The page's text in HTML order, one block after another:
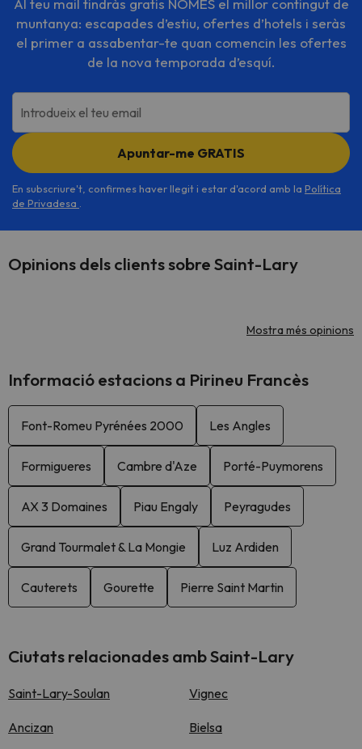
Al teu mail tindràs gratis NOMÉS el millor contingut de
muntanya: escapades d’estiu, ofertes d’hotels i seràs
el primer a assabentar-te quan comencin les ofertes
de la nova temporada d’esquí.
Introdueix el teu email
Apuntar-me GRATIS
En subscriure't, confirmes haver llegit i estar d'acord amb la Política
de Privadesa
Opinions dels clients sobre Saint-Lary
Mostra més opinions
Informació estacions a Pirineu Francès
Font-Romeu Pyrénées 2000 Les Angles
Formigueres Cambre d'Aze Porté-Puymorens
AX 3 Domaines Piau Engaly Peyragudes
Grand Tourmalet & La Mongie Luz Ardiden
Cauterets Gourette Pierre Saint Martin
Ciutats relacionades amb Saint-Lary
Saint-Lary-Soulan Vignec
Ancizan Bielsa